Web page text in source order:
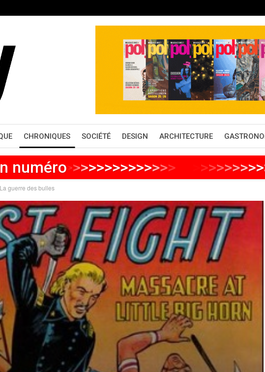
CHRONIQUES SOCIÉTÉ DESIGN ARCHITECTURE
numéro>>>>>>>>>>>>>> >>>>>>>
La guerre des bulles